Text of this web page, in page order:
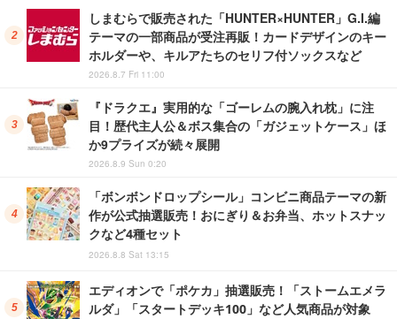
しまむらで販売された「HUNTER×HUNTER」G.I.編
テーマの一部商品が受注再販！カードデザインのキー
ホルダーや、キルアたちのセリフ付ソックスなど
2026.8.7 Fri 11:00
『ドラクエ』実用的な「ゴーレムの腕入れ枕」に注
目！歴代主人公＆ボス集合の「ガジェットケース」ほ
か9プライズが続々展開
2026.8.9 Sun 0:20
「ボンボンドロップシール」コンビニ商品テーマの新
作が公式抽選販売！おにぎり＆お弁当、ホットスナッ
クなど4種セット
2026.8.8 Sat 13:15
エディオンで「ポケカ」抽選販売！「ストームエメラ
ルダ」「スタートデッキ100」など人気商品が対象